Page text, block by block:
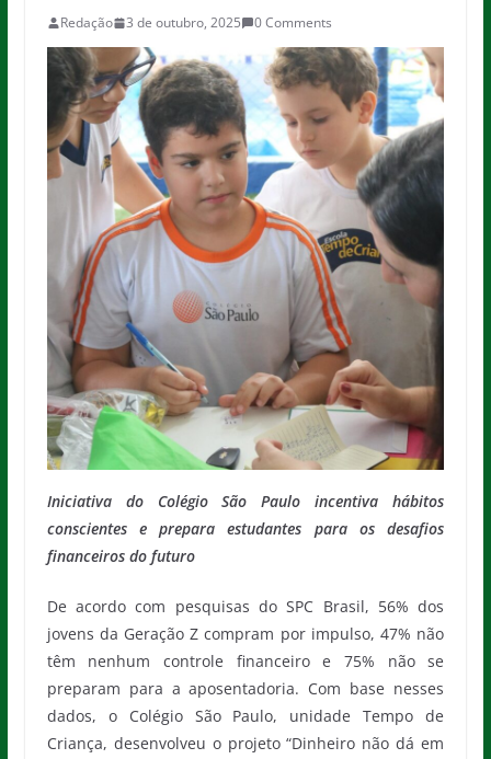
Redação 3 de outubro, 2025 0 Comments
Iniciativa do Colégio São Paulo incentiva hábitos
conscientes e prepara estudantes para os desafios
financeiros do futuro
De acordo com pesquisas do SPC Brasil, 56% dos
jovens da Geração Z compram por impulso, 47% não
têm nenhum controle financeiro e 75% não se
preparam para a aposentadoria. Com base nesses
dados, o Colégio São Paulo, unidade Tempo de
Criança, desenvolveu o projeto “Dinheiro não dá em